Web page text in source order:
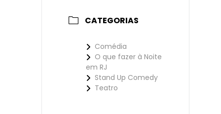
CATEGORIAS
Comédia
O que fazer à Noite
em RJ
Stand Up Comedy
Teatro